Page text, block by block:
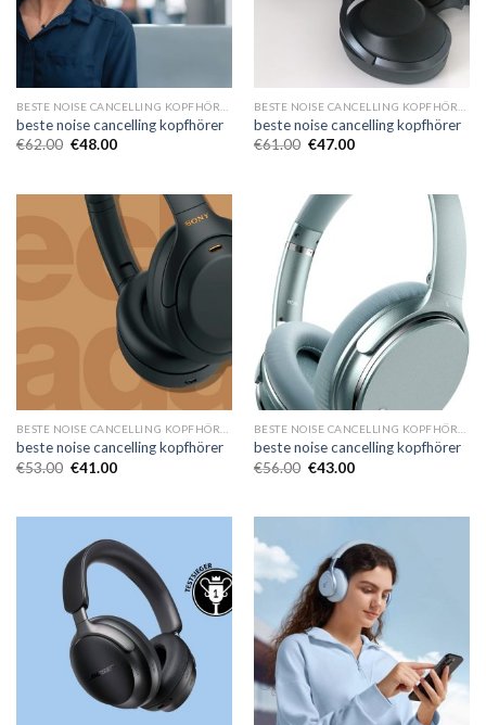
beste noise cancelling kopfhörer
€62.00 €48.00
beste noise cancelling kopfhörer
€61.00 €47.00
beste noise cancelling kopfhörer
€53.00 €41.00
beste noise cancelling kopfhörer
€56.00 €43.00